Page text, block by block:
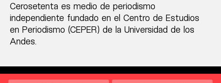
Cerosetenta es medio de periodismo
independiente fundado en el Centro de Estudios
en Periodismo (CEPER) de la Universidad de los
Andes.